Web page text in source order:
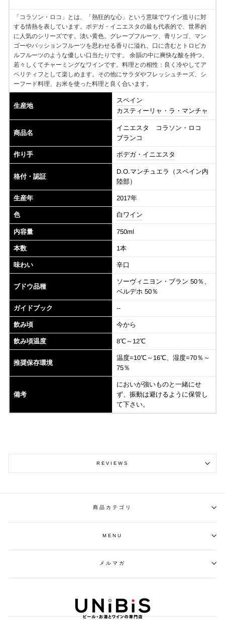
「コラソン・ロコ」とは、「熱狂的な心」という意味でワイン造りに対
する情熱を表しています。ボデガ・イニエスタの最も代表的で、世界的
に人気のシリーズです。淡い黄色。グレープフルーツ、青リンゴ、マン
ゴーやパッションフルーツを思わせる香りに溢れ、口に含むとトロピカ
ルフルーツのような優しい口当たりです。 余韻の中に爽快な酸を持つ、
若々しくてチャーミングなワインです。料理との相性：良く冷やしてア
ペリティフとして楽しめます。その他にサラダやフレッシュチーズ、シ
ーフード料理、お米を使った料理と良く合います。
生産地
スペイン
カスティーリャ・ラ・マンチャ
商品名
イニエスタ コラソン・ロコ
ブランコ
作り手 ボデガ・イニエスタ
格付・認証
D.O.マンチュエラ（スペイン内
陸部）
生産年 2017年
色 白ワイン
内容量 750ml
本数 1本
味わい 辛口
ブドウ品種
ソーヴィニヨン・ブラン 50％、
ベルデホ 50％
ガイドブック --
飲み頃 今から
飲み頃温度 8℃～12℃
推奨保存環境
温度=10℃～16℃、湿度=70％～
75％
備考
においが強いものと一緒にせ
ず、振動は避けるように保管し
て下さい。
REVIEWS
商品カテゴリ
MENU
メルマガ